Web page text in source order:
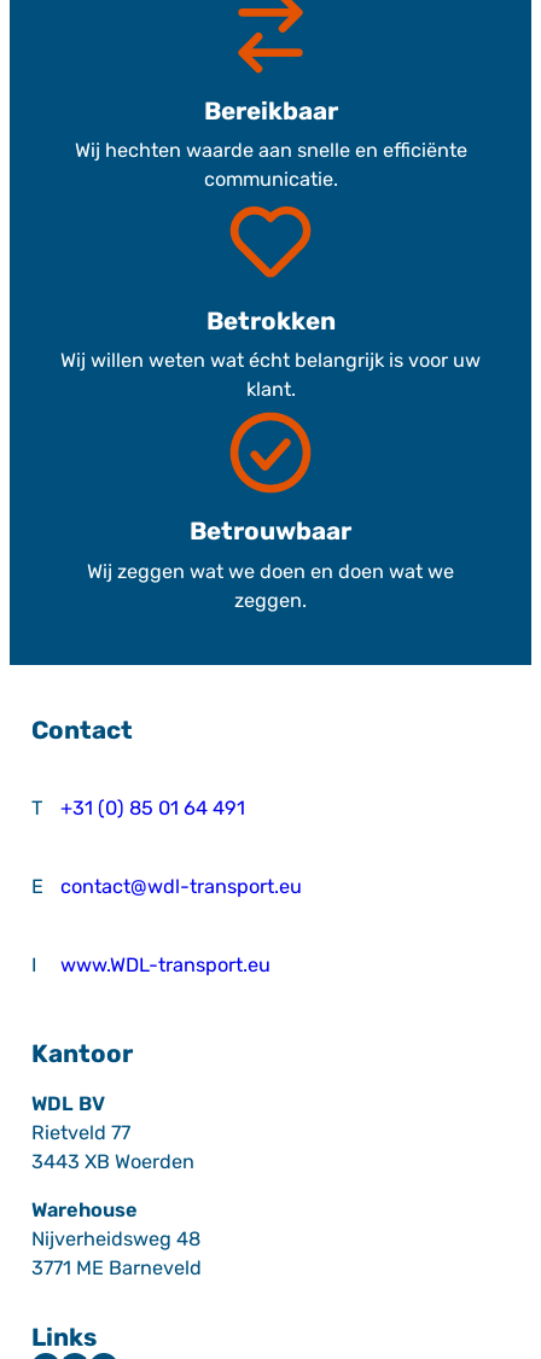
Bereikbaar
Wij hechten waarde aan snelle en efficiënte
communicatie.
Betrokken
Wij willen weten wat écht belangrijk is voor uw
klant.
Betrouwbaar
Wij zeggen wat we doen en doen wat we
zeggen.
Contact
T +31 (0) 85 01 64 491
E contact@wdl-transport.eu
I www.WDL-transport.eu
Kantoor
WDL BV
Rietveld 77
3443 XB Woerden
Warehouse
Nijverheidsweg 48
3771 ME Barneveld
Links